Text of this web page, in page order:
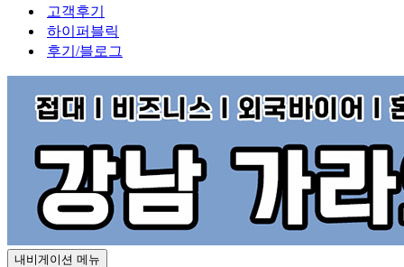
고객후기
하이퍼블릭
후기/블로그
내비게이션 메뉴